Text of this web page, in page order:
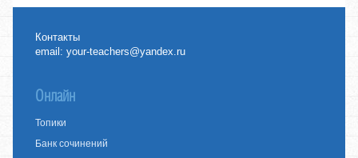
Контакты
email:your-teachers@yandex.ru
Онлайн
Топики
Банк сочинений